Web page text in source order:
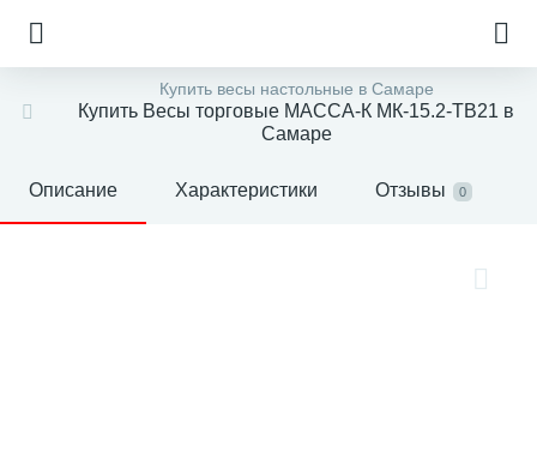
Купить весы настольные в Самаре
Купить Весы торговые МАССА-К МК-15.2-ТВ21 в
Самаре
Описание Характеристики Отзывы 0